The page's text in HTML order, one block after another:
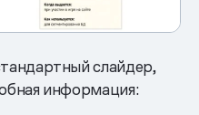
слайдер,
информация: